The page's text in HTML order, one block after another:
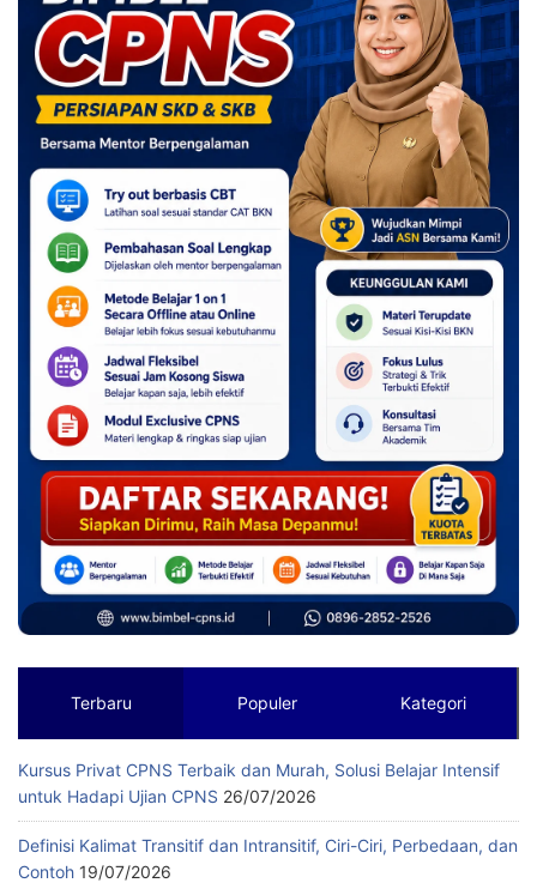
Terbaru Populer Kategori
Kursus Privat CPNS Terbaik dan Murah, Solusi Belajar Intensif
untuk Hadapi Ujian CPNS 26/07/2026
Definisi Kalimat Transitif dan Intransitif, Ciri-Ciri, Perbedaan, dan
Contoh 19/07/2026